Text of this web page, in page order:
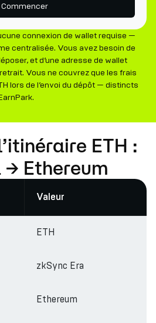
Commencer
connexion de wallet requise —
centralisée. Vous avez besoin de
et d’une adresse de wallet
Vous ne couvrez que les frais
lors de l’envoi du dépôt — distincts
ETH :
→ Ethereum
Valeur
ETH
zkSync Era
Ethereum